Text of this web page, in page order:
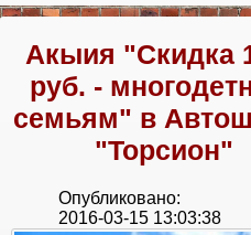
Акыия "Скидка
руб. -
семьям" в
"Торсион"
Опубликовано:
2016-03-15 13:03:38